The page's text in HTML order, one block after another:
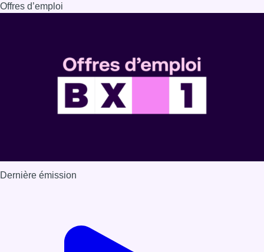
Offres d’emploi
Dernière émission